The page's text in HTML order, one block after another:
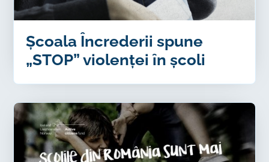
Școala Încrederii spune
„STOP” violenței în școli